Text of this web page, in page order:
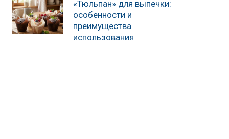
«Тюльпан» для выпечки:
особенности и
преимущества
использования